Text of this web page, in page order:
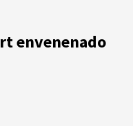
envenenado